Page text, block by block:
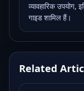
व्यावहारिक उपयोग,
गाइड शामिल हैं।
Related